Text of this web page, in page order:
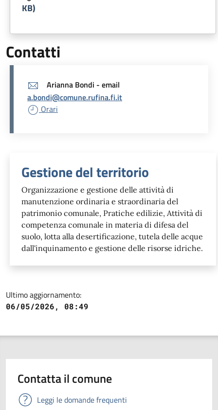
KB)
Contatti
Arianna Bondi - email
a.bondi@comune.rufina.fi.it
Orari
Unità organizzativa
Gestione del territorio
Organizzazione e gestione delle attività di
manutenzione ordinaria e straordinaria del
patrimonio comunale, Pratiche edilizie, Attività di
competenza comunale in materia di difesa del
suolo, lotta alla desertificazione, tutela delle acque
dall'inquinamento e gestione delle risorse idriche.
Ultimo aggiornamento:
06/05/2026, 08:49
Contatta il comune
Leggi le domande frequenti